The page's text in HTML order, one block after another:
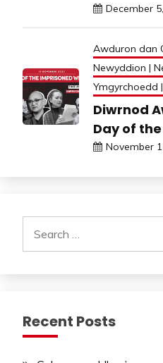
December
Awduron dan
Newyddion |
Ymgyrchoedd
Diwrnod
Day of
November
for:
Recent Posts